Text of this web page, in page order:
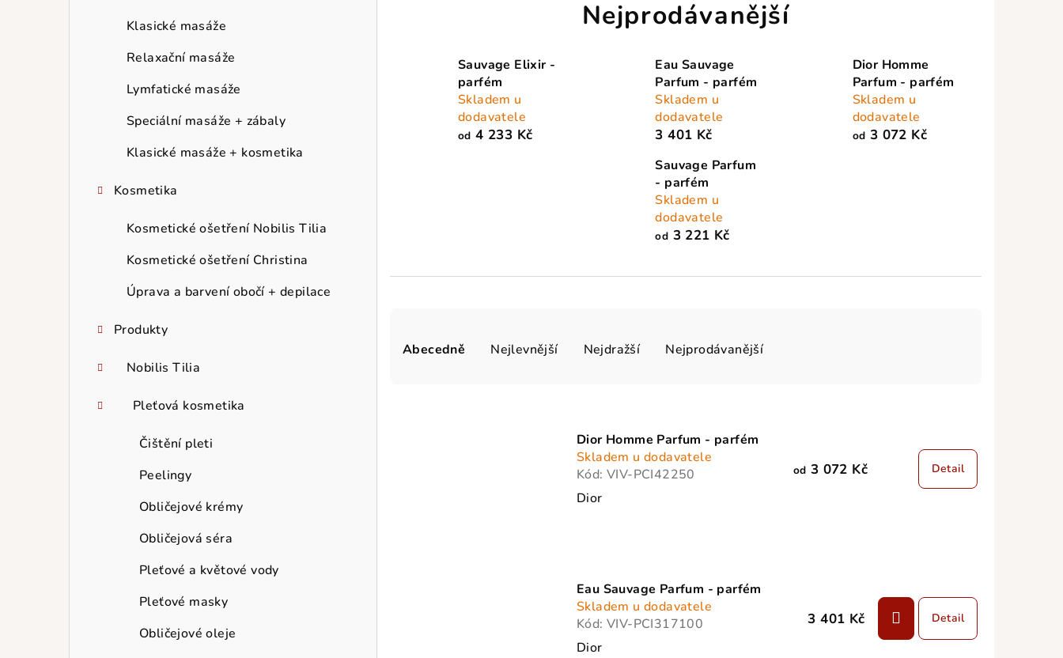
Klasické masáže
Relaxační masáže
Lymfatické masáže
Speciální masáže + zábaly
Klasické masáže + kosmetika
Kosmetika
Kosmetické ošetření Nobilis Tilia
Kosmetické ošetření Christina
Úprava a barvení obočí + depilace
Produkty
Nobilis Tilia
Pleťová kosmetika
Čištění pleti
Peelingy
Obličejové krémy
Obličejová séra
Pleťové a květové vody
Pleťové masky
Obličejové oleje
Nejprodávanější
Sauvage Elixir -
parfém
Skladem u
dodavatele
od 4 233 Kč
Eau Sauvage
Parfum - parfém
Skladem u
dodavatele
3 401 Kč
Dior Homme
Parfum - parfém
Skladem u
dodavatele
od 3 072 Kč
Sauvage Parfum
- parfém
Skladem u
dodavatele
od 3 221 Kč
aAbecedně Nejlevnější Nejdražší Nejprodávanější
Dior Homme Parfum - parfém
Skladem u dodavatele
Kód: VIV-PCI42250
Dior
od 3 072 Kč Detail
Eau Sauvage Parfum - parfém
Skladem u dodavatele
Kód: VIV-PCI317100
Dior
3 401 Kč Detail